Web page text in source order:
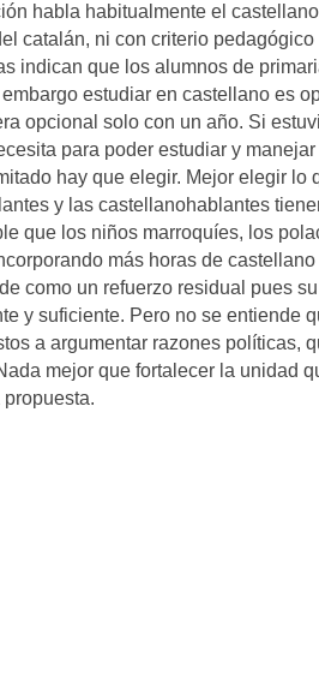
habla habitualmente el
catalán, ni con criterio
indican que los alumnos de
estudiar en castellano es
opcional solo con un año. Si
para poder estudiar y
hay que elegir. Mejor elegir lo
y las castellanohablantes
que los niños marroquíes, los
más horas de
como un refuerzo residual pues
y suficiente. Pero no se entiende
a argumentar razones políticas,
mejor que fortalecer la unidad